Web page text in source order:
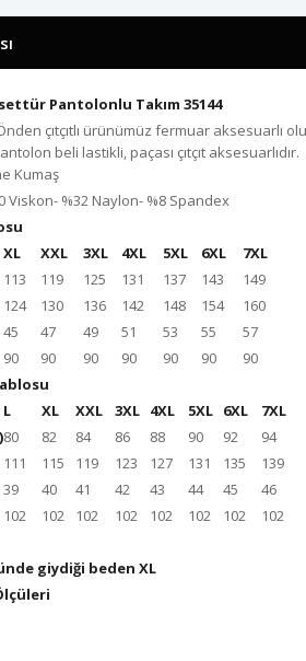
Pantolonlu Takım 35144
çıtçıtlı ürünümüz fermuar aksesuarlı
beli lastikli, paçası çıtçıt aksesuarlıdır.
Kumaş
Viskon- %32 Naylon- %8 Spandex
XL XXL 3XL 4XL 5XL 6XL
7XL
113 119 125 131 137 143
149
124 130 136 142 148 154
160
45 47 49 51 53 55
57
90 90 90 90 90 90
90
L XL XXL 3XL 4XL 5XL 6XL
7XL
80 82 84 86 88 90 92
94
111 115 119 123 127 131 135
139
39 40 41 42 43 44 45
46
102 102 102 102 102 102 102 102
giydiği beden XL